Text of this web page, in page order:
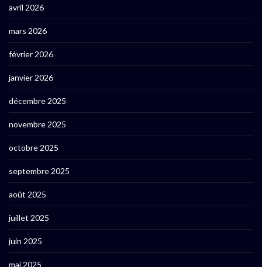
avril 2026
mars 2026
février 2026
janvier 2026
décembre 2025
novembre 2025
octobre 2025
septembre 2025
août 2025
juillet 2025
juin 2025
mai 2025